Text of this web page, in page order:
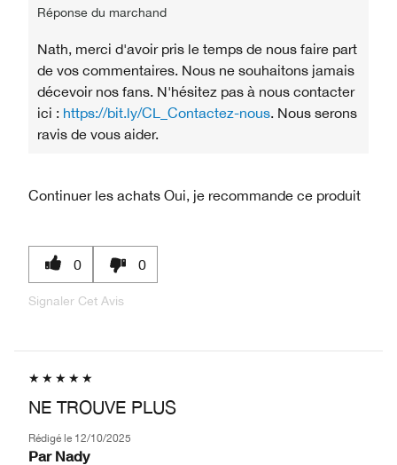
Réponse du marchand
Nath, merci d'avoir pris le temps de nous faire part
de vos commentaires. Nous ne souhaitons jamais
décevoir nos fans. N'hésitez pas à nous contacter
ici : https://bit.ly/CL_Contactez-nous . Nous serons
ravis de vous aider.
Continuer les achats Oui, je recommande ce produit
0 0
Signaler Cet Avis
NE TROUVE PLUS
Rédigé le 12/10/2025
Par Nady